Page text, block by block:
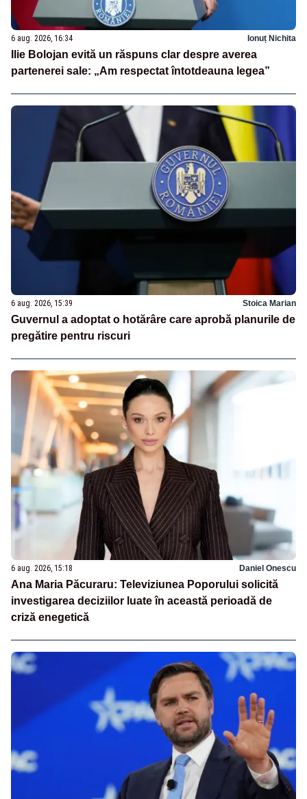
6 aug. 2026, 16:34 Ionuț Nichita
Ilie Bolojan evită un răspuns clar despre averea
partenerei sale: „Am respectat întotdeauna legea”
6 aug. 2026, 15:39 Stoica Marian
Guvernul a adoptat o hotărâre care aprobă planurile de
pregătire pentru riscuri
6 aug. 2026, 15:18 Daniel Onescu
Ana Maria Păcuraru: Televiziunea Poporului solicită
investigarea deciziilor luate în această perioadă de
criză enegetică